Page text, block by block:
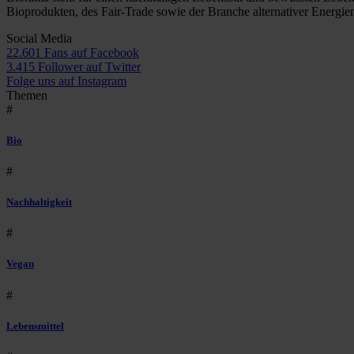
Bioprodukten, des Fair-Trade sowie der Branche alternativer
Social Media
22.601 Fans auf Facebook
3.415 Follower auf Twitter
Folge uns auf Instagram
Themen
#
Bio
#
Nachhaltigkeit
#
Vegan
#
Lebensmittel